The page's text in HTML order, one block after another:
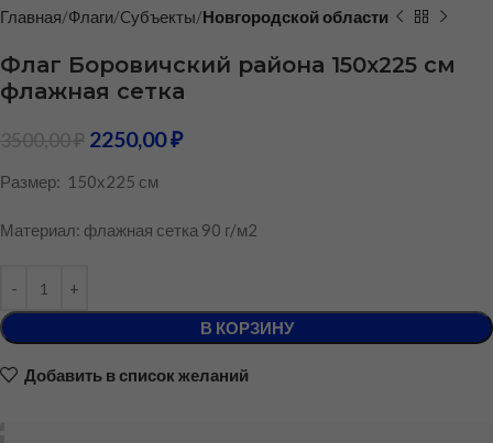
Главная Флаги Cубъекты Новгородской области
Флаг Боровичский района 150х225 см
флажная сетка
3500,00₽ 2250,00₽
Размер: 150х225 см
Материал: флажная сетка 90 г/м2
В КОРЗИНУ
Добавить в список желаний